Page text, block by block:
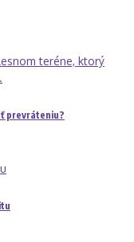
prevráteniu?